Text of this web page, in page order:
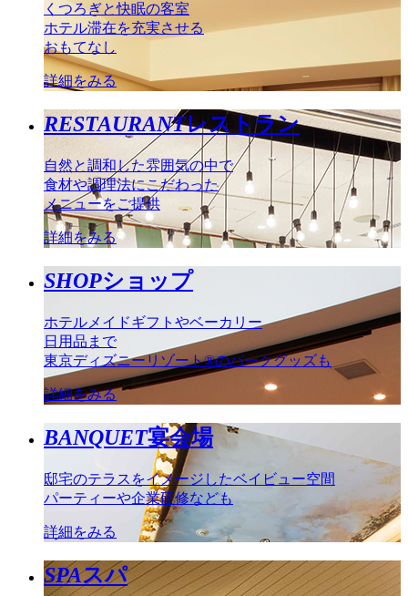
くつろぎと快眠の客室
ホテル滞在を充実させる
おもてなし
詳細をみる
RESTAURANTレストラン
自然と調和した雰囲気の中で
食材や調理法にこだわった
メニューをご提供
詳細をみる
SHOPショップ
ホテルメイドギフトやベーカリー
日用品まで
東京ディズニーリゾート®のパークグッズも
詳細をみる
BANQUET宴会場
邸宅のテラスをイメージしたベイビュー空間
パーティーや企業研修なども
詳細をみる
SPAスパ